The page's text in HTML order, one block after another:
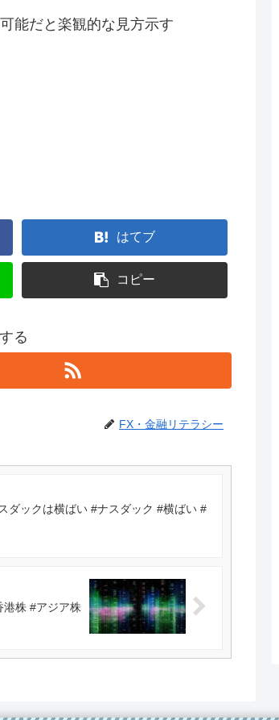
能だと楽観的な見方示す
はてブ
コピー
る
FX・金融リテラシー
ックは横ばい #ナスダック #横ばい #
株 #アジア株